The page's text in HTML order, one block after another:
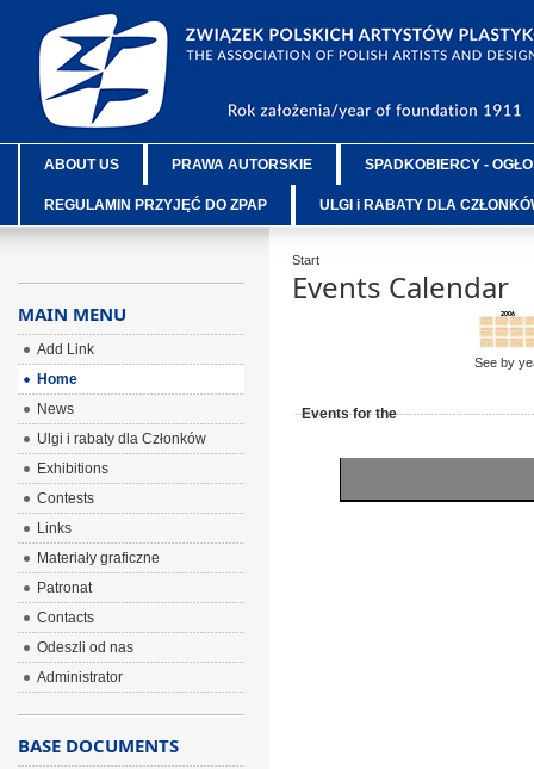
ABOUT US PRAWA AUTORSKIE SPADKOBIERCY -
REGULAMIN PRZYJĘĆ DO ZPAP ULGI i RABATY DLA
Start
Events Calendar
See by
Events for the
MAIN MENU
Add Link
Home
News
Ulgi i rabaty dla Członków
Exhibitions
Contests
Links
Materiały graficzne
Patronat
Contacts
Odeszli od nas
Administrator
BASE DOCUMENTS